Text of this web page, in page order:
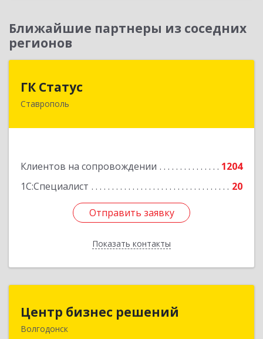
Ближайшие партнеры из соседних
регионов
ГК Статус
Ставрополь
Клиентов на сопровождении
1204
1С:Специалист
20
Отправить заявку
Показать контакты
355002, Ставропольский край, Ставрополь г,
Отправить заявку
Назад
Центр бизнес решений
Волгодонск
Центр бизнес решений
347375, Ростовская обл, Волгодонск г,